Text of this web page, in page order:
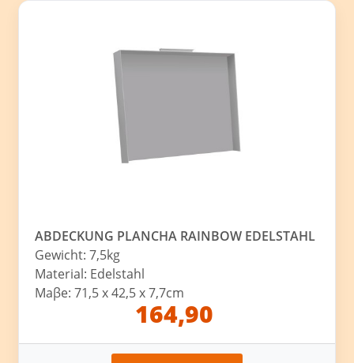
ABDECKUNG PLANCHA RAINBOW EDELSTAHL
Gewicht: 7,5kg
Material: Edelstahl
Maβe: 71,5 x 42,5 x 7,7cm
164,90